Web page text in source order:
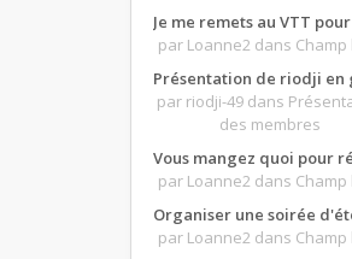
par Loanne2 dans Champ
par riodji-49 dans
des membres
par Loanne2 dans Champ
par Loanne2 dans Champ